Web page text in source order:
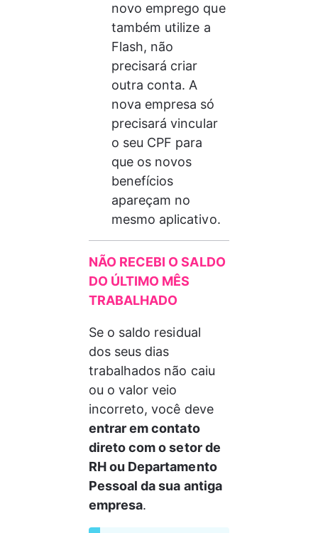
novo emprego que
também utilize a
Flash, não
precisará criar
outra conta. A
nova empresa só
precisará vincular
o seu CPF para
que os novos
benefícios
apareçam no
mesmo aplicativo.
NÃO RECEBI O SALDO
DO ÚLTIMO MÊS
TRABALHADO
Se o saldo residual
dos seus dias
trabalhados não caiu
ou o valor veio
incorreto, você deve
entrar em contato
direto com o setor de
RH ou Departamento
Pessoal da sua antiga
empresa.